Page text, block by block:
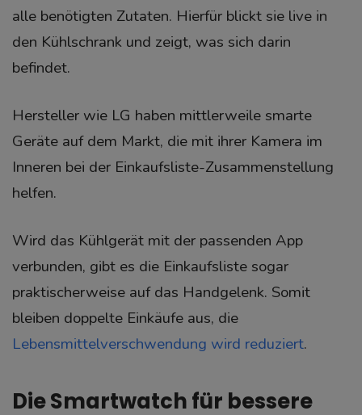
alle benötigten Zutaten. Hierfür blickt sie live in
den Kühlschrank und zeigt, was sich darin
befindet.
Hersteller wie LG haben mittlerweile smarte
Geräte auf dem Markt, die mit ihrer Kamera im
Inneren bei der Einkaufsliste-Zusammenstellung
helfen.
Wird das Kühlgerät mit der passenden App
verbunden, gibt es die Einkaufsliste sogar
praktischerweise auf das Handgelenk. Somit
bleiben doppelte Einkäufe aus, die
Lebensmittelverschwendung wird reduziert.
Die Smartwatch für bessere